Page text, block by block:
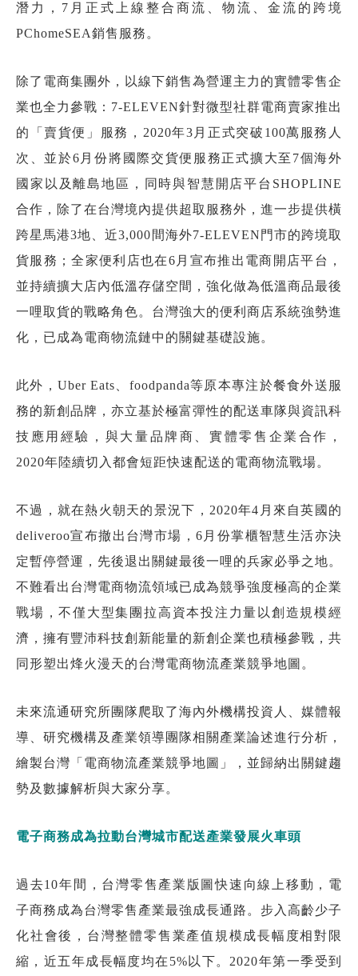
潛力，7月正式上線整合商流、物流、金流的跨境
PChomeSEA銷售服務。
除了電商集團外，以線下銷售為營運主力的實體零售企
業也全力參戰：7-ELEVEN針對微型社群電商賣家推出
的「賣貨便」服務，2020年3月正式突破100萬服務人
次、並於6月份將國際交貨便服務正式擴大至7個海外
國家以及離島地區，同時與智慧開店平台SHOPLINE
合作，除了在台灣境內提供超取服務外，進一步提供橫
跨星馬港3地、近3,000間海外7-ELEVEN門市的跨境取
貨服務；全家便利店也在6月宣布推出電商開店平台，
並持續擴大店內低溫存儲空間，強化做為低溫商品最後
一哩取貨的戰略角色。台灣強大的便利商店系統強勢進
化，已成為電商物流鏈中的關鍵基礎設施。
此外，Uber Eats、foodpanda等原本專注於餐食外送服
務的新創品牌，亦立基於極富彈性的配送車隊與資訊科
技應用經驗，與大量品牌商、實體零售企業合作，
2020年陸續切入都會短距快速配送的電商物流戰場。
不過，就在熱火朝天的景況下，2020年4月來自英國的
deliveroo宣布撤出台灣市場，6月份掌櫃智慧生活亦決
定暫停營運，先後退出關鍵最後一哩的兵家必爭之地。
不難看出台灣電商物流領域已成為競爭強度極高的企業
戰場，不僅大型集團拉高資本投注力量以創造規模經
濟，擁有豐沛科技創新能量的新創企業也積極參戰，共
同形塑出烽火漫天的台灣電商物流產業競爭地圖。
未來流通研究所團隊爬取了海內外機構投資人、媒體報
導、研究機構及產業領導團隊相關產業論述進行分析，
繪製台灣「電商物流產業競爭地圖」，並歸納出關鍵趨
勢及數據解析與大家分享。
電子商務成為拉動台灣城市配送產業發展火車頭
過去10年間，台灣零售產業版圖快速向線上移動，電
子商務成為台灣零售產業最強成長通路。步入高齡少子
化社會後，台灣整體零售業產值規模成長幅度相對限
縮，近五年成長幅度均在5%以下。2020年第一季受到